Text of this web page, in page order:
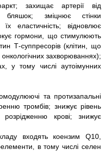
захищає артерії від
бляшок; зміцнює стінки
еластичність; відновлює
гормони, що стимулюють
Т-суппресорів (клітин, що
захворюваннях);
у тому числі аутоімунних
та протизапальні
тромбів; знижує рівень
крові; знижує
входять коензим Q10,
в тому числі селен